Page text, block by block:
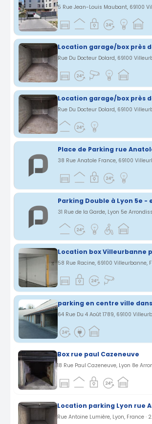
58 Rue Racine, 69100 Villeurbanne,
parking en centre ville
Box rue paul Cazeneuve
Rue Antoine Lumière, Lyon, France ·